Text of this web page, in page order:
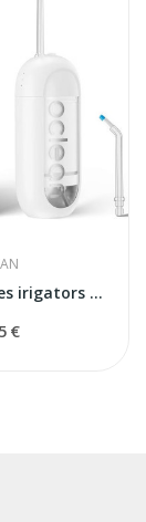
Portatīvais mutes irigators Oclean W10 Light
€